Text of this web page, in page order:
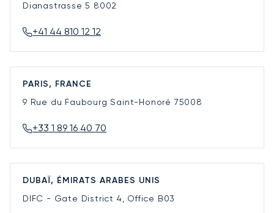
Dianastrasse 5 8002
+41 44 810 12 12
PARIS, FRANCE
9 Rue du Faubourg Saint-Honoré 75008
+33 1 89 16 40 70
DUBAÏ, ÉMIRATS ARABES UNIS
DIFC - Gate District 4, Office B03